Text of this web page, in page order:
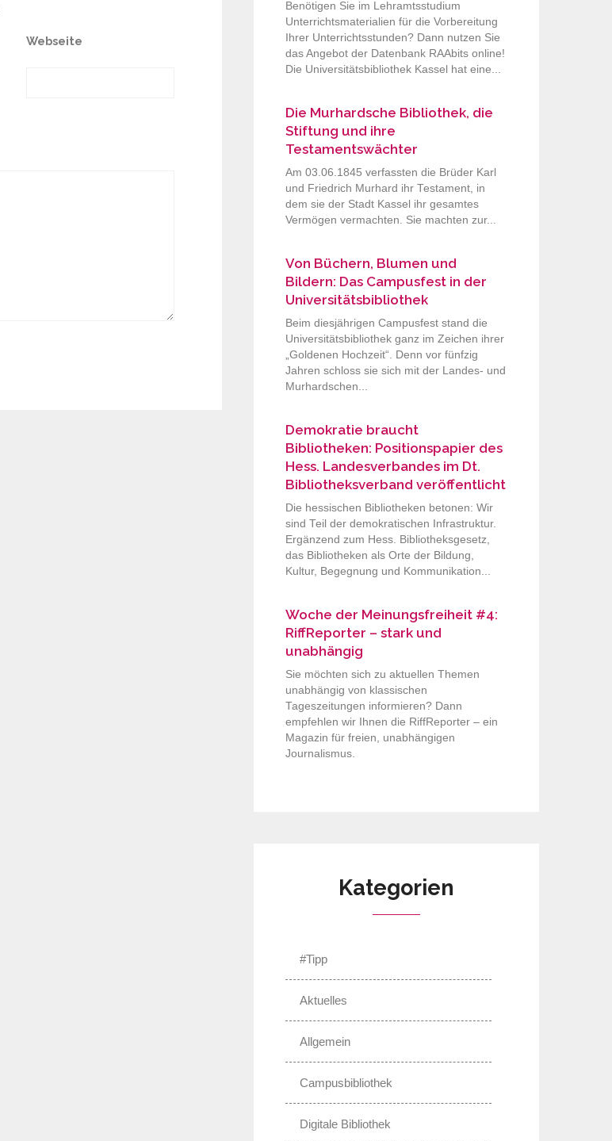
Webseite
Benötigen Sie im Lehramtsstudium
Unterrichtsmaterialien für die Vorbereitung
Ihrer Unterrichtsstunden? Dann nutzen Sie
das Angebot der Datenbank RAAbits online!
Die Universitätsbibliothek Kassel hat eine...
Die Murhardsche Bibliothek, die
Stiftung und ihre
Testamentswächter
Am 03.06.1845 verfassten die Brüder Karl
und Friedrich Murhard ihr Testament, in
dem sie der Stadt Kassel ihr gesamtes
Vermögen vermachten. Sie machten zur...
Von Büchern, Blumen und
Bildern: Das Campusfest in der
Universitätsbibliothek
Beim diesjährigen Campusfest stand die
Universitätsbibliothek ganz im Zeichen ihrer
„Goldenen Hochzeit“. Denn vor fünfzig
Jahren schloss sie sich mit der Landes- und
Murhardschen...
Demokratie braucht
Bibliotheken: Positionspapier des
Hess. Landesverbandes im Dt.
Bibliotheksverband veröffentlicht
Die hessischen Bibliotheken betonen: Wir
sind Teil der demokratischen Infrastruktur.
Ergänzend zum Hess. Bibliotheksgesetz,
das Bibliotheken als Orte der Bildung,
Kultur, Begegnung und Kommunikation...
Woche der Meinungsfreiheit #4:
RiffReporter – stark und
unabhängig
Sie möchten sich zu aktuellen Themen
unabhängig von klassischen
Tageszeitungen informieren? Dann
empfehlen wir Ihnen die RiffReporter – ein
Magazin für freien, unabhängigen
Journalismus.
Kategorien
#Tipp
Aktuelles
Allgemein
Campusbibliothek
Digitale Bibliothek